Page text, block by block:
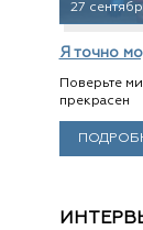
27
Я точно
Поверьте
прекрасен